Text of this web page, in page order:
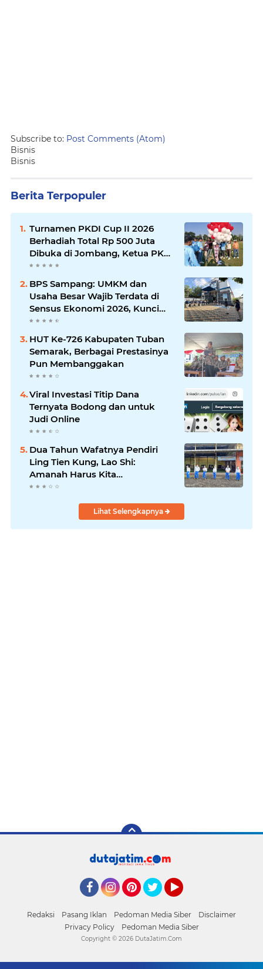
Subscribe to: Post Comments (Atom)
Bisnis
Bisnis
Berita Terpopuler
Turnamen PKDI Cup II 2026
Berhadiah Total Rp 500 Juta
Dibuka di Jombang, Ketua PKDI
Jatim Syaifullah Mahdi: Ajang
Komunikasi Antar-Kades untuk
Memajukan Desa
BPS Sampang: UMKM dan
Usaha Besar Wajib Terdata di
Sensus Ekonomi 2026, Kunci
Kebijakan Tepat Sasaran
HUT Ke-726 Kabupaten Tuban
Semarak, Berbagai Prestasinya
Pun Membanggakan
Viral Investasi Titip Dana
Ternyata Bodong dan untuk
Judi Online
Dua Tahun Wafatnya Pendiri
Ling Tien Kung, Lao Shi:
Amanah Harus Kita
Laksanakan!
Lihat Selengkapnya
Redaksi Pasang Iklan Pedoman Media Siber
Disclaimer
Privacy Policy
Pedoman Media Siber
Copyright © 2026 DutaJatim.Com